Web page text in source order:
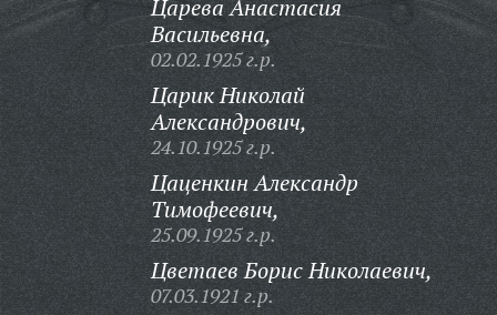
Царева Анастасия
Васильевна,
02.02.1925 г.р.
Царик Николай
Александрович,
24.10.1925 г.р.
Цаценкин Александр
Тимофеевич,
25.09.1925 г.р.
Цветаев Борис Николаевич,
07.03.1921 г.р.